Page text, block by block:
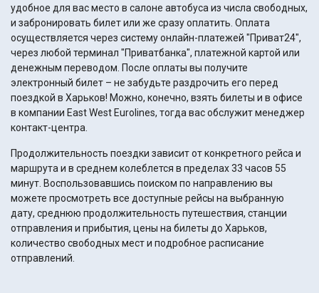
удобное для вас место в салоне автобуса из числа свободных,
и забронировать билет или же сразу оплатить. Оплата
осуществляется через систему онлайн-платежей "Приват24",
через любой терминал "Приватбанка", платежной картой или
денежным переводом. После оплаты вы получите
электронный билет – не забудьте раздрочить его перед
поездкой в Харьков! Можно, конечно, взять билеты и в офисе
в компании East West Eurolines, тогда вас обслужит менеджер
контакт-центра.
Продолжительность поездки зависит от конкретного рейса и
маршрута и в среднем колеблется в пределах 33 часов 55
минут. Воспользовавшись поиском по направлению вы
можете просмотреть все доступные рейсы на выбранную
дату, среднюю продолжительность путешествия, станции
отправления и прибытия, цены на билеты до Харьков,
количество свободных мест и подробное расписание
отправлений.